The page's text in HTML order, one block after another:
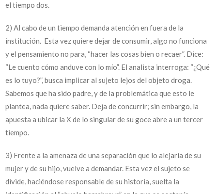
el tiempo dos.
2) Al cabo de un tiempo demanda atención en fuera de la
institución. Esta vez quiere dejar de consumir, algo no funciona
y el pensamiento no para, “hacer las cosas bien o recaer”. Dice:
“Le cuento cómo anduve con lo mío”. El analista interroga: “¿Qué
es lo tuyo?”, busca implicar al sujeto lejos del objeto droga.
Sabemos que ha sido padre, y de la problemática que esto le
plantea, nada quiere saber. Deja de concurrir; sin embargo, la
apuesta a ubicar la X de lo singular de su goce abre a un tercer
tiempo.
3) Frente a la amenaza de una separación que lo alejaría de su
mujer y de su hijo, vuelve a demandar. Esta vez el sujeto se
divide, haciéndose responsable de su historia, suelta la